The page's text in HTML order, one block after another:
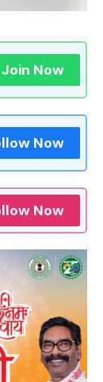
Join Now
Now
Now